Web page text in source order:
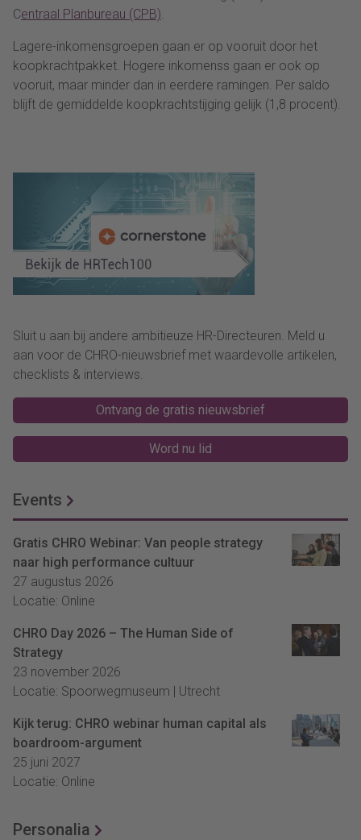
Centraal Planbureau (CPB).
Lagere-inkomensgroepen gaan er op vooruit door het
koopkrachtpakket. Hogere inkomenss gaan er ook op
vooruit, maar minder dan in eerdere ramingen. Per saldo
blijft de gemiddelde koopkrachtstijging gelijk (1,8 procent).
Sluit u aan bij andere ambitieuze HR-Directeuren. Meld u
aan voor de CHRO-nieuwsbrief met waardevolle artikelen,
checklists & interviews.
Ontvang de gratis nieuwsbrief
Word nu lid
Events
Gratis CHRO Webinar: Van people strategy
naar high performance cultuur
27 augustus 2026
Locatie: Online
CHRO Day 2026 – The Human Side of
Strategy
23 november 2026
Locatie: Spoorwegmuseum | Utrecht
Kijk terug: CHRO webinar human capital als
boardroom-argument
25 juni 2027
Locatie: Online
Personalia